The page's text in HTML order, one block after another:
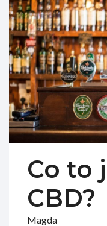
Co to
CBD?
Magda